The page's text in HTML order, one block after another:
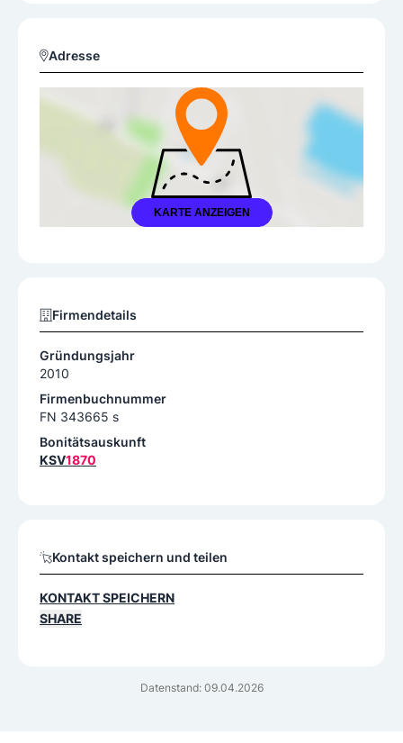
Adresse
KARTE ANZEIGEN
Datenstand: 09.04.2026
Firmendetails
Gründungsjahr
2010
Firmenbuchnummer
FN 343665 s
Bonitätsauskunft
KSV1870
Kontakt speichern und teilen
KONTAKT SPEICHERN
SHARE